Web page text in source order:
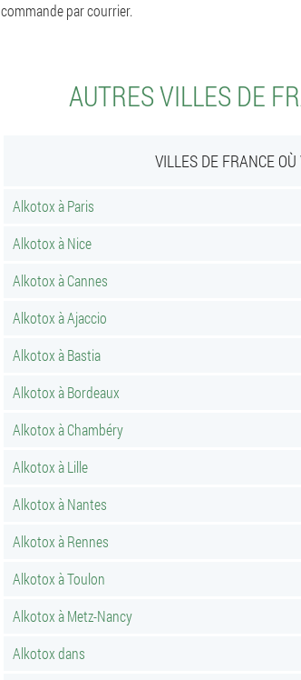
commande par courrier.
AUTRES VILLES DE
VILLES DE FRANCE
Alkotox à Paris
Alkotox à Nice
Alkotox à Cannes
Alkotox à Ajaccio
Alkotox à Bastia
Alkotox à Bordeaux
Alkotox à Chambéry
Alkotox à Lille
Alkotox à Nantes
Alkotox à Rennes
Alkotox à Toulon
Alkotox à Metz-Nancy
Alkotox dans